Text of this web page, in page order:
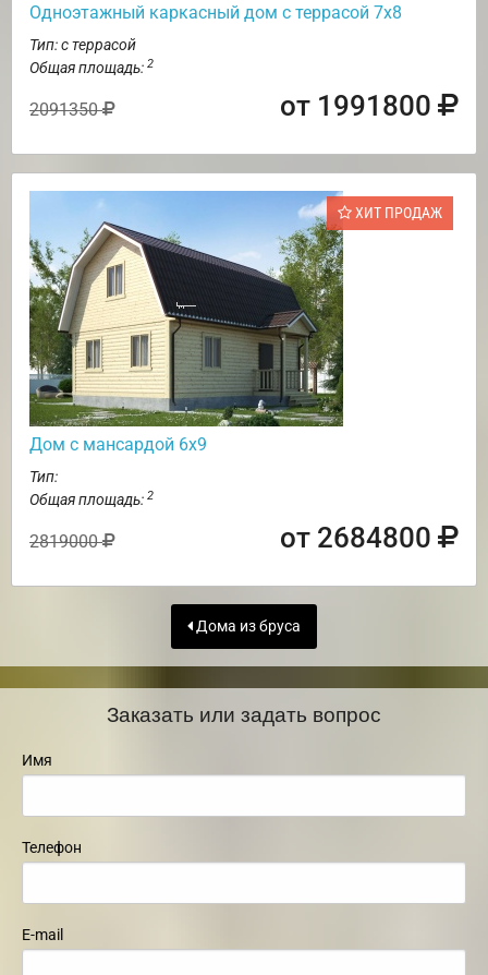
Одноэтажный каркасный дом с террасой 7х8
Тип: с террасой
Общая площадь: 2
2091350 от 1991800
ХИТ ПРОДАЖ
Дом с мансардой 6х9
Тип:
Общая площадь: 2
2819000 от 2684800
Дома из бруса
Заказать или задать вопрос
Имя
Телефон
E-mail